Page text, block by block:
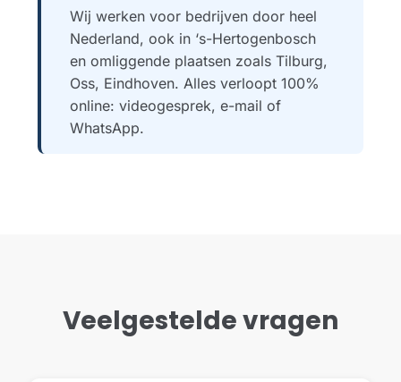
Wij werken voor bedrijven door heel
Nederland, ook in ‘s-Hertogenbosch
en omliggende plaatsen zoals Tilburg,
Oss, Eindhoven. Alles verloopt 100%
online: videogesprek, e-mail of
WhatsApp.
Veelgestelde vragen